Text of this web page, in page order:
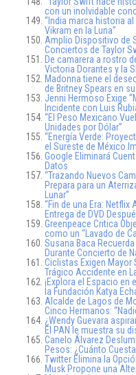
con un inolvidable
“India marca historia
Vikram en la Luna”
Amplio Dispositivo de
Conciertos de Taylor
De camarera a rostro
Victoria Dorantes y la
Madonna tiene el
de Britney Spears en
Jenni Hermoso Exige
Incidente con Luis
“El Peso Mexicano
Unidades por Dólar”
“Energía Verde:
el Sureste de México
Google Eliminará
Datos
“Trazando Nuevos
Prepara para un
Lunar”
“Fin de una Era: Netflix
Entrega de DVD
Greenpeace Critica
como un “Lavado de
Susana Baca
Durante Concierto de
Ciclistas Exigen Mayor
Trágico Accidente en
¡Explora el Espacio en
la Fundación Katya
Alcalde de Lagos de
Cinco Hermanos:
¿Wendy Guevara
El PAN le muestra su
Canelo Álvarez
Pesos: ¿Cuánto
Twitter Elimina la
Musk Propone una